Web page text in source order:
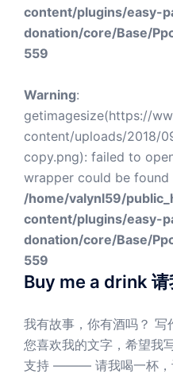
content/plugins/easy-
donation/core/Base/
559
Warning:
getimagesize(https://
content/uploads/2018/
copy.png): failed to
wrapper could be found
/home/valynl59/
content/plugins/easy-
donation/core/Base/
559
Buy me a drink 请
我有故事，你有酒吗？
您喜欢我的文字，希望我
支持 ——— 请我喝一杯，